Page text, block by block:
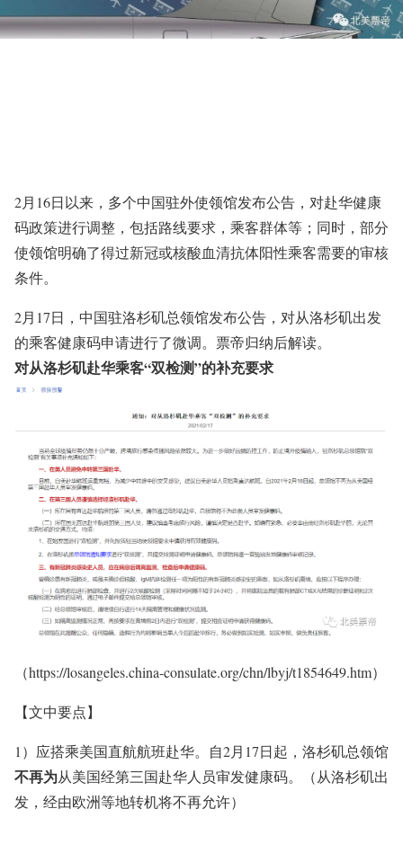
2月16日以来，多个中国驻外使领馆发布公告，对赴华健康
码政策进行调整，包括路线要求，乘客群体等；同时，部分
使领馆明确了得过新冠或核酸血清抗体阳性乘客需要的审核
条件。
2月17日，中国驻洛杉矶总领馆发布公告，对从洛杉矶出发
的乘客健康码申请进行了微调。票帝归纳后解读。
对从洛杉矶赴华乘客“双检测”的补充要求
（https://losangeles.china-consulate.org/chn/lbyj/t1854649.htm）
【文中要点】
1）应搭乘美国直航航班赴华。自2月17日起，洛杉矶总领馆
不再为从美国经第三国赴华人员审发健康码。（从洛杉矶出
发，经由欧洲等地转机将不再允许）